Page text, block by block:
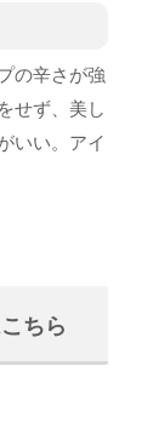
の辛さが強
せず、美し
いい。アイ
ちら